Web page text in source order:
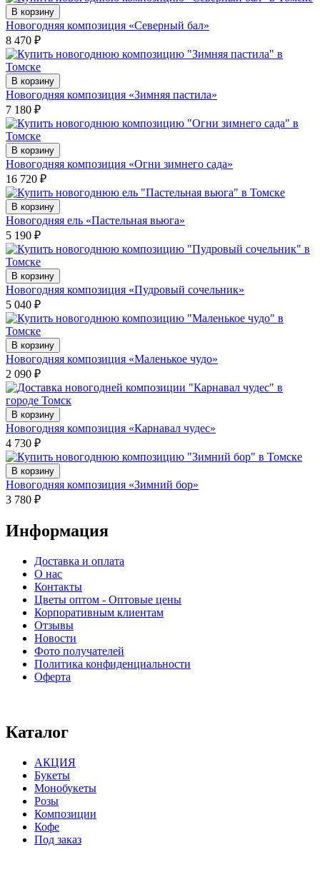
В корзину
Новогодняя композиция «Северный бал»
8 470 ₽
В корзину
Новогодняя композиция «Зимняя пастила»
7 180 ₽
В корзину
Новогодняя композиция «Огни зимнего сада»
16 720 ₽
В корзину
Новогодняя ель «Пастельная вьюга»
5 190 ₽
В корзину
Новогодняя композиция «Пудровый сочельник»
5 040 ₽
В корзину
Новогодняя композиция «Маленькое чудо»
2 090 ₽
В корзину
Новогодняя композиция «Карнавал чудес»
4 730 ₽
В корзину
Новогодняя композиция «Зимний бор»
3 780 ₽
Информация
Доставка и оплата
О нас
Контакты
Цветы оптом - Оптовые цены
Корпоративным клиентам
Отзывы
Новости
Фото получателей
Политика конфиденциальности
Оферта
Каталог
АКЦИЯ
Букеты
Монобукеты
Розы
Композиции
Кофе
Под заказ